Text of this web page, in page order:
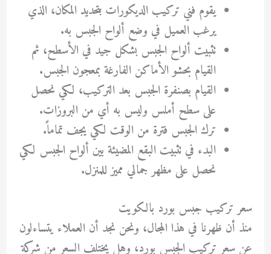
يقوم فني تركيب الديكورات بتحديد المكان، الذي
يرغب العميل في وضع ألواح الجبس به.
تثبيت ألواح الجبس بشكل جيد في الأسطح، ثم
القيام بحشو الأماكن الفارغة بمعجون الجبس.
القيام بصنفرة الجبس بعد التركيب، لكي نحصل
على سطح أملس وليس به أي من البروزات.
ترك الجبس فترة من الوقت لكي يجف تماماً.
البدء في تثبيت البقع المضيئة بين ألواح الجبس لكي
نحصل على مظهر جمالي مميز للمنزل.
سعر تركيب جبس بورد بالكويت
منذ أن ظهرنا في هذا المجال، ونحن نجد أن العملاء يتساءلون
عن سعر تركيب الجبس بورد، وهل يختلف السعر من شركة